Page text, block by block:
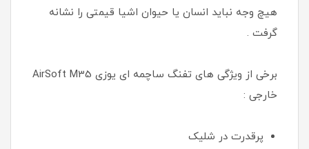
هیچ وجه نباید انسان یا حیوان اشیا قیمتی را نشانه
گرفت .
برخی از ویژگی های تفنگ ساچمه ای یوزی AirSoft M35
خارجی :
پرقدرت در شلیک